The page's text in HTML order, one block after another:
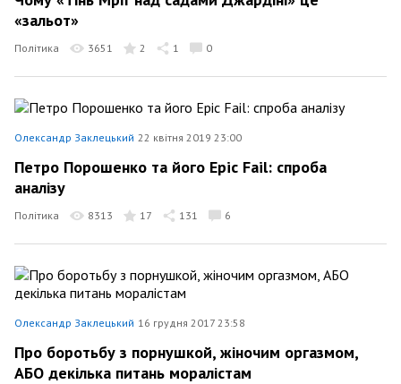
«зальот»
Політика 3651 2 1 0
Олександр Заклецький 22 квітня 2019 23:00
Петро Порошенко та його Epic Fail: спроба
аналізу
Політика 8313 17 131 6
Олександр Заклецький 16 грудня 2017 23:58
Про боротьбу з порнушкой, жіночим оргазмом,
АБО декілька питань моралістам